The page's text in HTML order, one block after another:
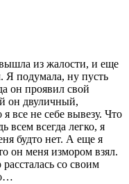
из жалости, и еще
Я подумала, ну пусть
он проявил свой
он двуличный,
все не себе вывезу. Что
всем всегда легко, я
будто нет. А еще я
он меня измором взял.
со своим